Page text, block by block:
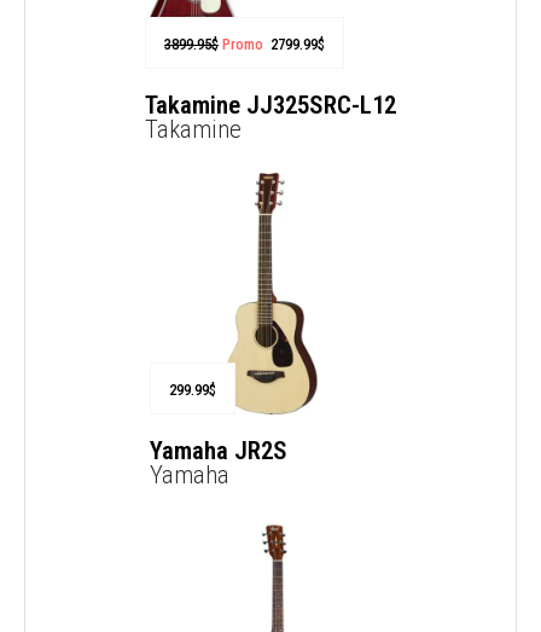
3899.95$ Promo 2799.99$
Takamine JJ325SRC-L12
Takamine
299.99$
Yamaha JR2S
Yamaha